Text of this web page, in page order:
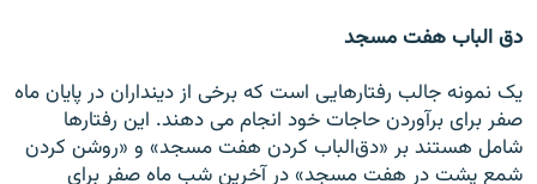
دق الباب هفت مسجد
یک نمونه جالب رفتارهایی است که برخی از دینداران در پایان ماه
صفر برای برآوردن حاجات خود انجام می دهند. این رفتارها
شامل هستند بر «دق‌الباب كردن هفت مسجد» و «روشن كردن
شمع پشت در هفت مسجد» در آخرین شب ماه صفر برای